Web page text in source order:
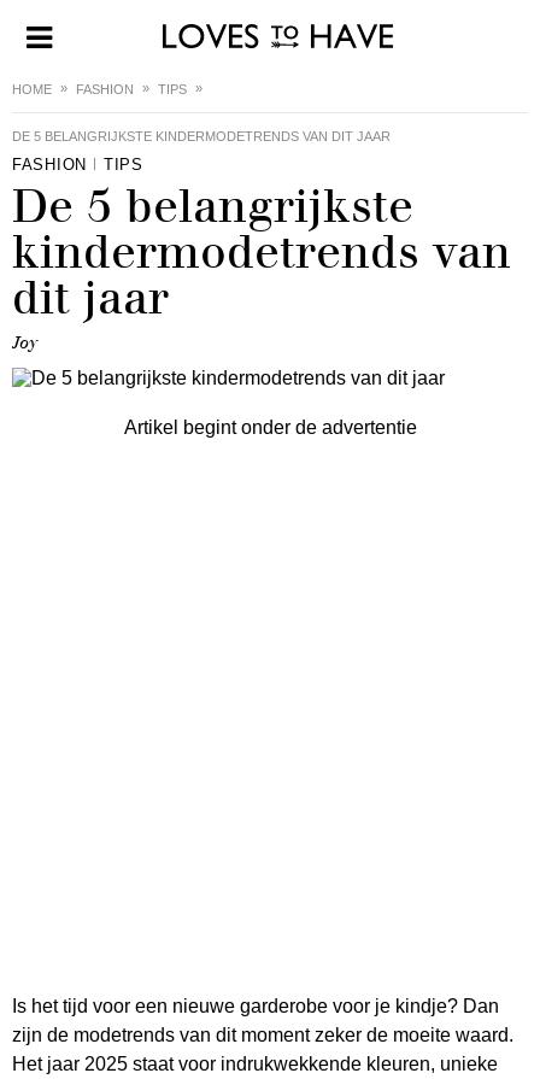
HOME FASHION TIPS
DE 5 BELANGRIJKSTE KINDERMODETRENDS VAN DIT JAAR
FASHION TIPS
De 5 belangrijkste
kindermodetrends van
dit jaar
Joy
Artikel begint onder de advertentie
Is het tijd voor een nieuwe garderobe voor je kindje? Dan
zijn de modetrends van dit moment zeker de moeite waard.
Het jaar 2025 staat voor indrukwekkende kleuren, unieke